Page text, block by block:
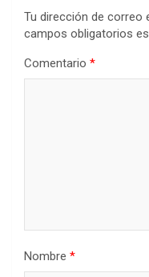
Tu dirección de correo
campos obligatorios
Comentario *
Nombre *